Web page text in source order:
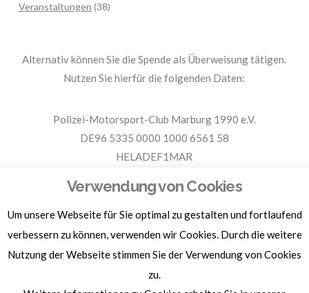
Veranstaltungen (38)
Alternativ können Sie die Spende als Überweisung tätigen.
Nutzen Sie hierfür die folgenden Daten:
Polizei-Motorsport-Club Marburg 1990 e.V.
DE96 5335 0000 1000 6561 58
HELADEF1MAR
Für Spendenbescheinigungen, Sachspenden und weitere
Informationen, hier klicken.
Verwendung von Cookies
Um unsere Webseite für Sie optimal zu gestalten und fortlaufend
verbessern zu können, verwenden wir Cookies. Durch die weitere
Nutzung der Webseite stimmen Sie der Verwendung von Cookies
zu.